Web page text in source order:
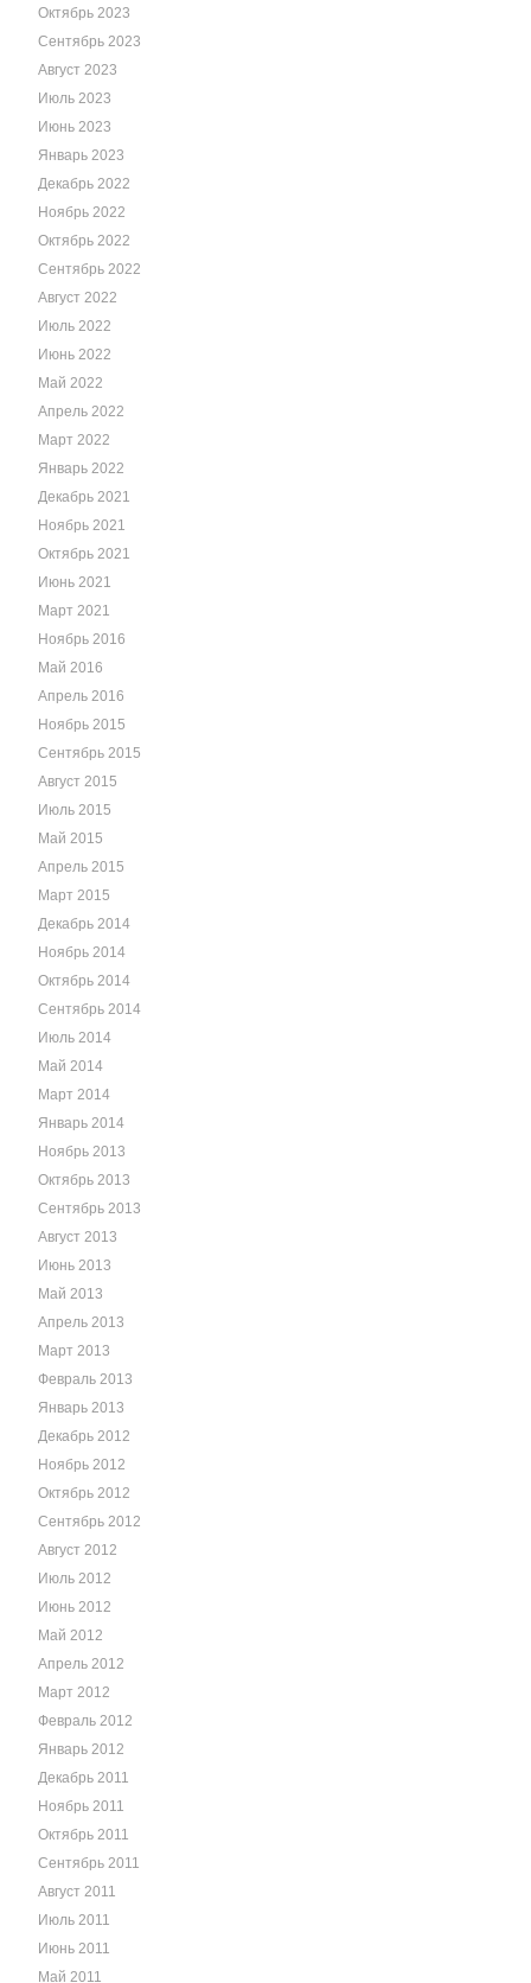
Октябрь 2023
Сентябрь 2023
Август 2023
Июль 2023
Июнь 2023
Январь 2023
Декабрь 2022
Ноябрь 2022
Октябрь 2022
Сентябрь 2022
Август 2022
Июль 2022
Июнь 2022
Май 2022
Апрель 2022
Март 2022
Январь 2022
Декабрь 2021
Ноябрь 2021
Октябрь 2021
Июнь 2021
Март 2021
Ноябрь 2016
Май 2016
Апрель 2016
Ноябрь 2015
Сентябрь 2015
Август 2015
Июль 2015
Май 2015
Апрель 2015
Март 2015
Декабрь 2014
Ноябрь 2014
Октябрь 2014
Сентябрь 2014
Июль 2014
Май 2014
Март 2014
Январь 2014
Ноябрь 2013
Октябрь 2013
Сентябрь 2013
Август 2013
Июнь 2013
Май 2013
Апрель 2013
Март 2013
Февраль 2013
Январь 2013
Декабрь 2012
Ноябрь 2012
Октябрь 2012
Сентябрь 2012
Август 2012
Июль 2012
Июнь 2012
Май 2012
Апрель 2012
Март 2012
Февраль 2012
Январь 2012
Декабрь 2011
Ноябрь 2011
Октябрь 2011
Сентябрь 2011
Август 2011
Июль 2011
Июнь 2011
Май 2011